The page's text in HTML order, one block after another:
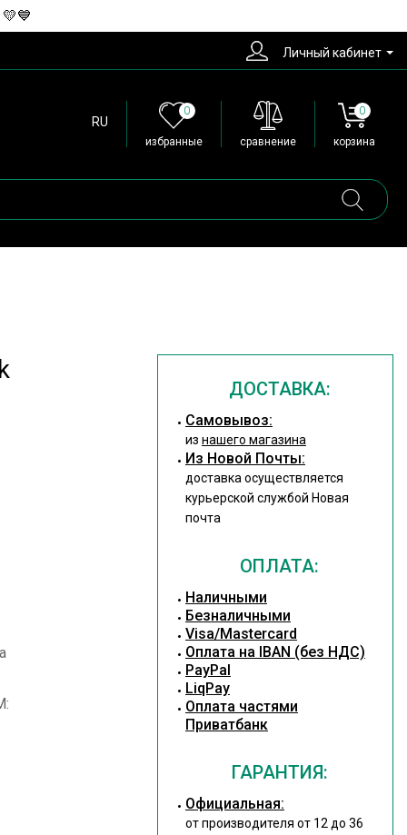
Личный кабинет
RU
0
избранные сравнение
0
корзина
ДОСТАВКА:
Cамовывоз:
из нашего магазина
Из Новой Почты:
доставка осуществляется
курьерской службой Новая
почта
ОПЛАТА:
Наличными
Безналичными
Visa/Mastercard
Оплата на IBAN (без НДС)
PayPal
LiqPay
Оплата частями
Приватбанк
ГАРАНТИЯ:
Официальная:
от производителя от 12 до 36